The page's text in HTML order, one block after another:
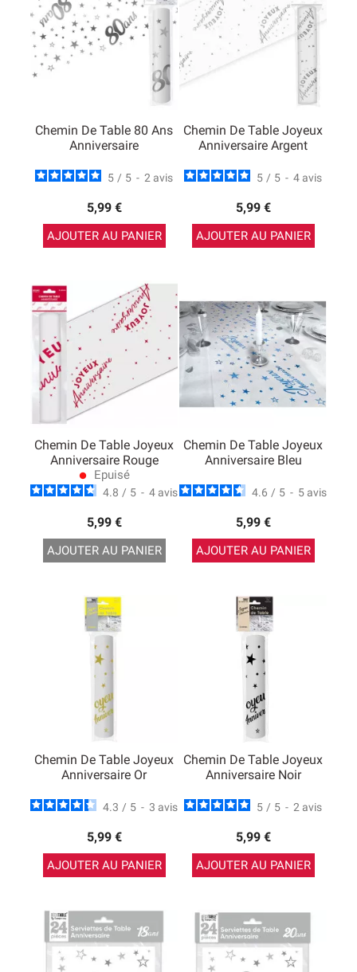
Chemin De Table 80 Ans
Anniversaire
5 / 5 - 2 avis
5,99 €
AJOUTER AU PANIER
Chemin De Table Joyeux
Anniversaire Argent
5 / 5 - 4 avis
5,99 €
AJOUTER AU PANIER
Chemin De Table Joyeux
Anniversaire Rouge
lens Epuisé
4.8 / 5 - 4 avis
5,99 €
AJOUTER AU PANIER
Chemin De Table Joyeux
Anniversaire Bleu
4.6 / 5 - 5 avis
5,99 €
AJOUTER AU PANIER
Chemin De Table Joyeux
Anniversaire Or
4.3 / 5 - 3 avis
5,99 €
AJOUTER AU PANIER
Chemin De Table Joyeux
Anniversaire Noir
5 / 5 - 2 avis
5,99 €
AJOUTER AU PANIER